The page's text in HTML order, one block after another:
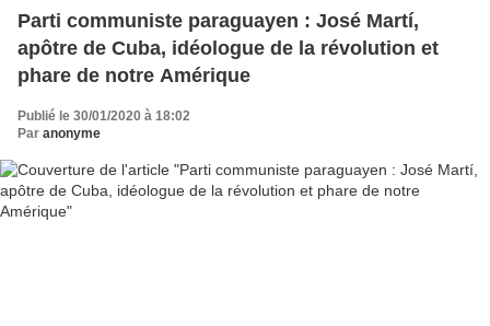
Parti communiste paraguayen : José Martí,
apôtre de Cuba, idéologue de la révolution et
phare de notre Amérique
Publié le 30/01/2020 à 18:02
Par anonyme